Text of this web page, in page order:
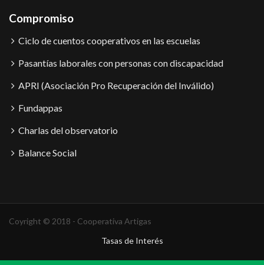
Compromiso
Ciclo de cuentos cooperativos en las escuelas
Pasantías laborales con personas con discapacidad
APRI (Asociación Pro Recuperación del Inválido)
Fundappas
Charlas del observatorio
Balance Social
Coyright © 2018 - Cooperativa Artigas
Tasas de Interés